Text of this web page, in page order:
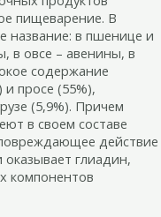
пищеварение. В
название: в пшенице и
в овсе – авенины, в
содержание
просе (55%),
(5,9%). Причем
в своем составе
действие
глиадин,
компонентов